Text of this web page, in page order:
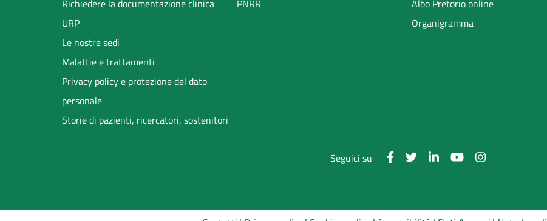
Richiedere la documentazione clinica
URP
Le nostre sedi
Malattie e trattamenti
Privacy policy e protezione del dato
personale
Storie di pazienti, ricercatori, sostenitori
PNRR
Albo Pretorio online
Organigramma
Seguici su